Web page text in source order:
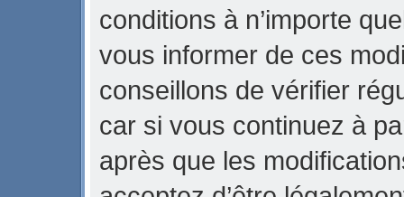
conditions à n’importe
vous informer de ces
conseillons de vérifier
car si vous continuez à
après que les